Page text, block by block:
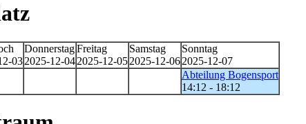
03
Donnerstag
2025-12-04
Freitag
2025-12-05
Samstag
2025-12-06
Sonntag
2025-12-07
Abteilung Bogensport
14:12 - 18:12